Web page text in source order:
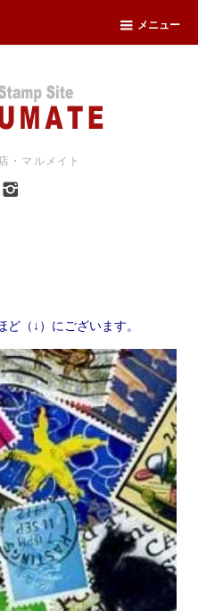
メニュー
・マルメイト
ど（↓）にございます。